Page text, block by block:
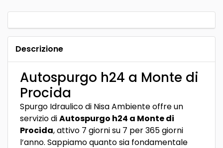
Descrizione
Autospurgo h24 a Monte di
Procida
Spurgo Idraulico di Nisa Ambiente offre un
servizio diAutospurgo h24 a Monte di
Procida, attivo 7 giorni su 7 per 365 giorni
l’anno. Sappiamo quanto sia fondamentale